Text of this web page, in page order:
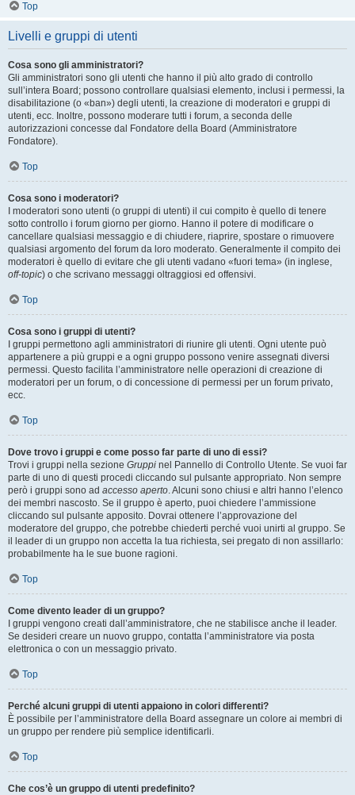
Top
Livelli e gruppi di utenti
Cosa sono gli amministratori?
Gli amministratori sono gli utenti che hanno il più alto grado di controllo
sull’intera Board; possono controllare qualsiasi elemento, inclusi i permessi, la
disabilitazione (o «ban») degli utenti, la creazione di moderatori e gruppi di
utenti, ecc. Inoltre, possono moderare tutti i forum, a seconda delle
autorizzazioni concesse dal Fondatore della Board (Amministratore
Fondatore).
Top
Cosa sono i moderatori?
I moderatori sono utenti (o gruppi di utenti) il cui compito è quello di tenere
sotto controllo i forum giorno per giorno. Hanno il potere di modificare o
cancellare qualsiasi messaggio e di chiudere, riaprire, spostare o rimuovere
qualsiasi argomento del forum da loro moderato. Generalmente il compito dei
moderatori è quello di evitare che gli utenti vadano «fuori tema» (in inglese,
off-topic) o che scrivano messaggi oltraggiosi ed offensivi.
Top
Cosa sono i gruppi di utenti?
I gruppi permettono agli amministratori di riunire gli utenti. Ogni utente può
appartenere a più gruppi e a ogni gruppo possono venire assegnati diversi
permessi. Questo facilita l’amministratore nelle operazioni di creazione di
moderatori per un forum, o di concessione di permessi per un forum privato,
ecc.
Top
Dove trovo i gruppi e come posso far parte di uno di essi?
Trovi i gruppi nella sezione Gruppi nel Pannello di Controllo Utente. Se vuoi far
parte di uno di questi procedi cliccando sul pulsante appropriato. Non sempre
però i gruppi sono ad accesso aperto. Alcuni sono chiusi e altri hanno l’elenco
dei membri nascosto. Se il gruppo è aperto, puoi chiedere l’ammissione
cliccando sul pulsante apposito. Dovrai ottenere l’approvazione del
moderatore del gruppo, che potrebbe chiederti perché vuoi unirti al gruppo. Se
il leader di un gruppo non accetta la tua richiesta, sei pregato di non assillarlo:
probabilmente ha le sue buone ragioni.
Top
Come divento leader di un gruppo?
I gruppi vengono creati dall’amministratore, che ne stabilisce anche il leader.
Se desideri creare un nuovo gruppo, contatta l’amministratore via posta
elettronica o con un messaggio privato.
Top
Perché alcuni gruppi di utenti appaiono in colori differenti?
È possibile per l’amministratore della Board assegnare un colore ai membri di
un gruppo per rendere più semplice identificarli.
Top
Che cos’è un gruppo di utenti predefinito?